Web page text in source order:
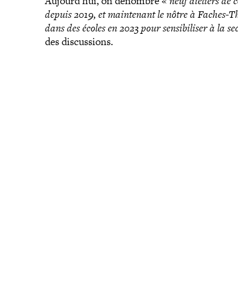
depuis 2019, et main­te­nant le nôtre à Faches-​
dans des écoles en 2023 pour sen­si­bi­li­ser à la
des dis­cus­sions.